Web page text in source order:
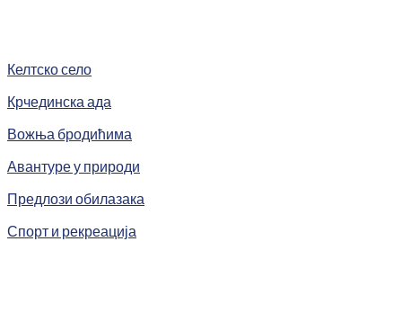
Келтско село
Крчединска ада
Вожња бродићима
Авантуре у природи
Предлози обилазака
Спорт и рекреација